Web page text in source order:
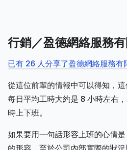
行銷／盈德網絡服務
已有 26 人分享了盈德網絡服務有
從這位前輩的情報中可以得知，
每日平均工時大約是 8 小時左右
時上下班。
如果要用一句話形容上班的心情
的形容。至於公司內部實際的狀